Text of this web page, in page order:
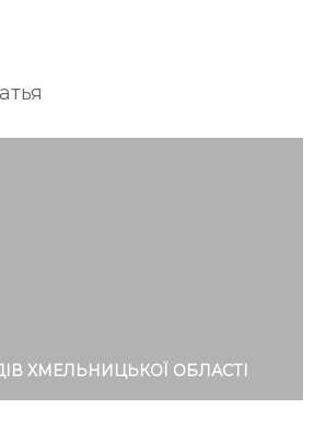
ХМЕЛЬНИЦЬКОЇ ОБЛАСТІ